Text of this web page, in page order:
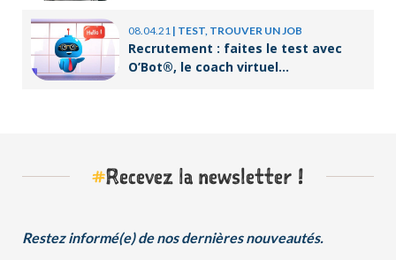
08.04.21 | TEST, TROUVER UN JOB
Recrutement : faites le test avec
O’Bot®, le coach virtuel
#Recevez la newsletter !
Restez informé(e) de nos dernières nouveautés.